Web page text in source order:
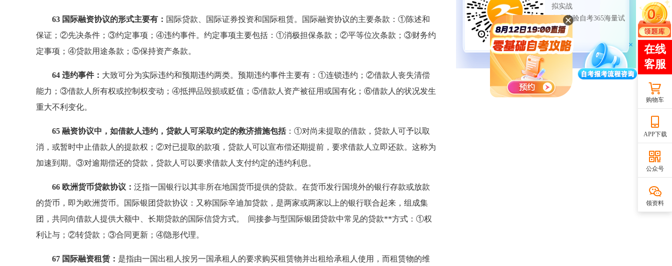
63 国际融资协议的形式主要有： 国际贷款、国际证券投资和国际租赁。国际融资协议的主要条款：①陈述和
保证；②先决条件；③约定事项；④违约事件。约定事项主要包括：①消极担保条款；②平等位次条款；③财务约
定事项；④贷款用途条款；⑤保持资产条款。
64 违约事件： 大致可分为实际违约和预期违约两类。预期违约事件主要有：①连锁违约；②借款人丧失清偿
能力；③借款人所有权或控制权变动；④抵押品毁损或贬值；⑤借款人资产被征用或国有化；⑥借款人的状况发生
重大不利变化。
65 融资协议中，如借款人违约，贷款人可采取约定的救济措施包括：①对尚未提取的借款，贷款人可予以取
消，或暂时中止借款人的提款权；②对已提取的款项，贷款人可以宣布偿还期提前，要求借款人立即还款。这称为
加速到期。③对逾期偿还的贷款，贷款人可以要求借款人支付约定的违约利息。
66 欧洲货币贷款协议： 泛指一国银行以其非所在地国货币提供的贷款。在货币发行国境外的银行存款或放款
的货币，即为欧洲货币。国际银团贷款协议：又称国际辛迪加贷款，是两家或两家以上的银行联合起来，组成集
团，共同向借款人提供大额中、长期贷款的国际信贷方式。 间接参与型国际银团贷款中常见的贷款**方式：①权
利让与；②转贷款；③合同更新；④隐形代理。
67 国际融资租赁： 是指由一国出租人按另一国承租人的要求购买租赁物并出租给承租人使用，而租赁物的维
拟实战
免费体验自考365海量试
题
购物车
APP下载
公众号
领资料